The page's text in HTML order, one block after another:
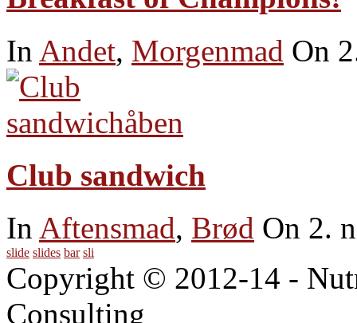
In Andet, Morgenmad On
Club sandwich
In Aftensmad, Brød On 2.
slide slides bar sli
Copyright © 2012-14 -
Consulting